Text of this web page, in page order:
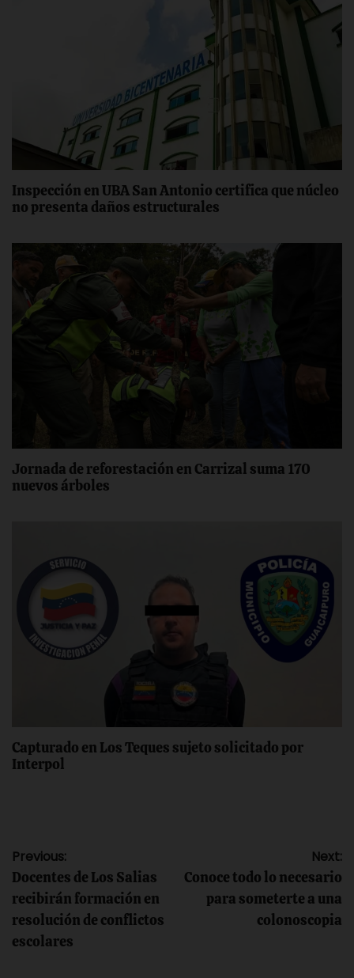
Inspección en UBA San Antonio certifica ‎que núcleo
no presenta daños estructurales
Jornada de reforestación en Carrizal suma 170
nuevos árboles
Capturado en Los Teques sujeto solicitado por
Interpol
Navegación
de
entradas
Previous:
Docentes de Los Salias
recibirán formación en
resolución de conflictos
escolares
Next:
Conoce todo lo necesario
para someterte a una
colonoscopia